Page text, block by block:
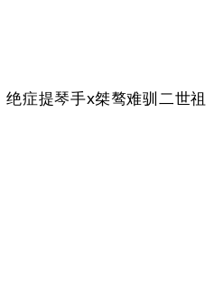
症提琴手x桀骜难驯二世祖